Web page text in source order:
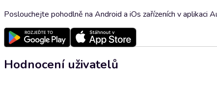
Poslouchejte pohodlně na Android a iOs zařízeních v aplikaci
Hodnocení uživatelů